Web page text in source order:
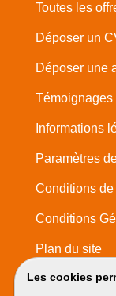
Les cookies
Toutes les
Déposer un
Déposer une
Témoignages
Informations
Paramètres
Conditions
Conditions
Plan du site